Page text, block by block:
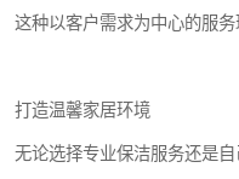
这种以客户需求为中心的服务
打造温馨家居环境
无论选择专业保洁服务还是